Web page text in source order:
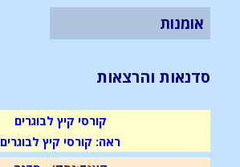
אומנות
סדנאות והרצאות
קורסי קיץ לבוגרים
ראה: קורסי קיץ לבוגרים